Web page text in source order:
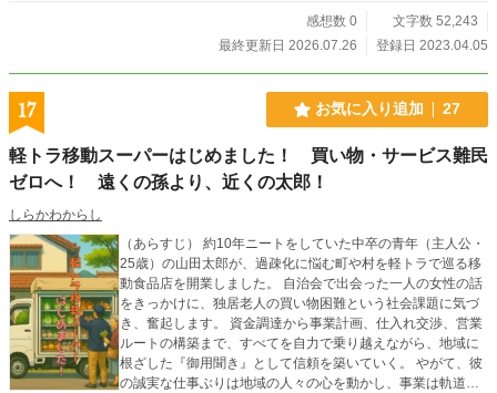
感想数 0
文字数 52,243
最終更新日 2026.07.26
登録日 2023.04.05
17 お気に入り追加 27
軽トラ移動スーパーはじめました！ 買い物・サービス難民
ゼロへ！ 遠くの孫より、近くの太郎！
しらかわからし
（あらすじ） 約10年ニートをしていた中卒の青年（主人公・
25歳）の山田太郎が、過疎化に悩む町や村を軽トラで巡る移
動食品店を開業しました。 自治会で出会った一人の女性の話
をきっかけに、独居老人の買い物困難という社会課題に気づ
き、奮起します。 資金調達から事業計画、仕入れ交渉、営業
ルートの構築まで、すべてを自力で乗り越えながら、地域に
根ざした『御用聞き』として信頼を築いていく。 やがて、彼
の誠実な仕事ぶりは地域の人々の心を動かし、事業は軌道に